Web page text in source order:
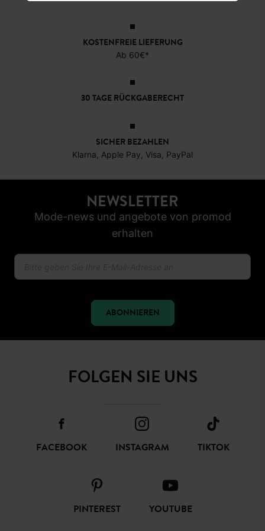
KOSTENFREIE LIEFERUNG
Ab 60€*
30 TAGE RÜCKGABERECHT
SICHER BEZAHLEN
NEWSLETTER
Mode-news und angebote von promod
FOLGEN SIE UNS
INSTAGRAM